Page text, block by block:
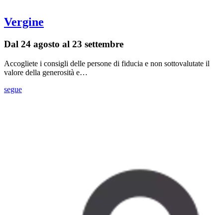
Vergine
Dal 24 agosto al 23 settembre
Accogliete i consigli delle persone di fiducia e non sottovalutate il
valore della generosità e…
segue